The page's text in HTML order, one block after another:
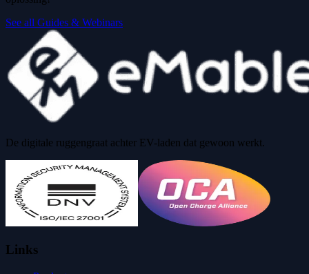
See all Guides & Webinars
De digitale ruggengraat achter EV-laden dat gewoon werkt.
Links